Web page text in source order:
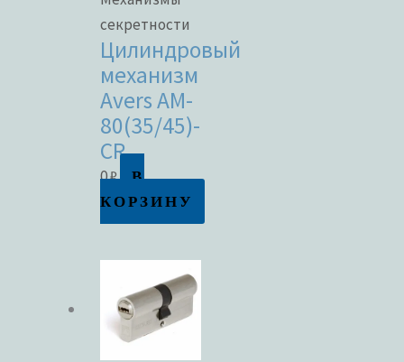
секретности
Цилиндровый
механизм
Avers AM-
80(35/45)-
CR
0₽
В
КОРЗИНУ